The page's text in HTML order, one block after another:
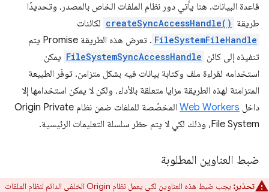
قاعدة البيانات. هنا يأتي دور نظام الملفات الخاص بالمصدر، وتحديدًا
طريقة createSyncAccessHandle() لكائنات
FileSystemFileHandle
. تعرض هذه الطريقة Promise يتم
تنفيذه إلى كائن FileSystemSyncAccessHandle يمكن
استخدامه لقراءة ملف وكتابة بيانات فيه بشكل متزامن. توفّر الطبيعة
المتزامنة لهذه الطريقة مزايا متعلقة بالأداء، ولكن لا يمكن استخدامها إلا
داخل Web Workers
المخصّصة للملفات ضمن نظام Origin Private
File System، وذلك لكي لا يتم حظر سلسلة التعليمات الرئيسية.
ضبط العناوين المطلوبة
تحذير:
يجب ضبط هذه العناوين لكي يعمل نظام Origin الخلفي الدائم لنظام الملفات